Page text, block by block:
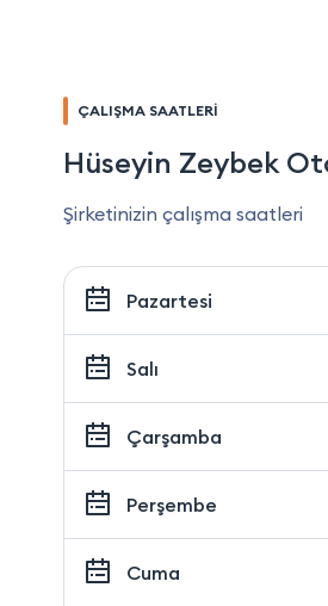
ÇALIŞMA SAATLERİ
Hüseyin Zeybek
Şirketinizin çalışma saatleri
Pazartesi
Salı
Çarşamba
Perşembe
Cuma